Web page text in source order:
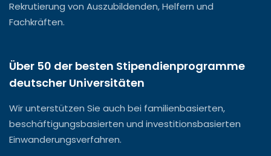
Rekrutierung von Auszubildenden, Helfern und
Fachkräften.
Über 50 der besten Stipendienprogramme
deutscher Universitäten
Wir unterstützen Sie auch bei familienbasierten,
beschäftigungsbasierten und investitionsbasierten
Einwanderungsverfahren.